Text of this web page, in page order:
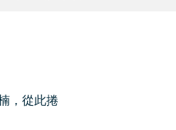
，從此捲